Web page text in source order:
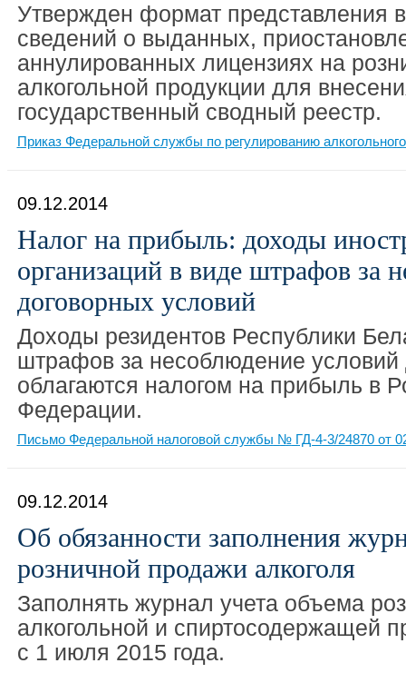
Утвержден формат представления
сведений о выданных,
аннулированных лицензиях на
алкогольной продукции для
государственный сводный реестр.
Приказ Федеральной службы по регулированию
09.12.2014
Налог на прибыль: доходы
организаций в виде штрафов за
договорных условий
Доходы резидентов Республики
штрафов за несоблюдение условий
облагаются налогом на прибыль в
Федерации.
Письмо Федеральной налоговой службы № ГД-4-3/24870 от
09.12.2014
Об обязанности заполнения
розничной продажи алкоголя
Заполнять журнал учета объема
алкогольной и спиртосодержащей
с 1 июля 2015 года.